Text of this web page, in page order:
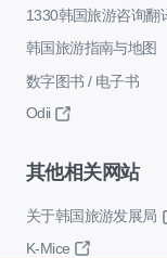
1330韩国旅游咨询翻
韩国旅游指南与地图
数字图书 / 电子书
Odii
其他相关网站
关于韩国旅游发展局
K-Mice